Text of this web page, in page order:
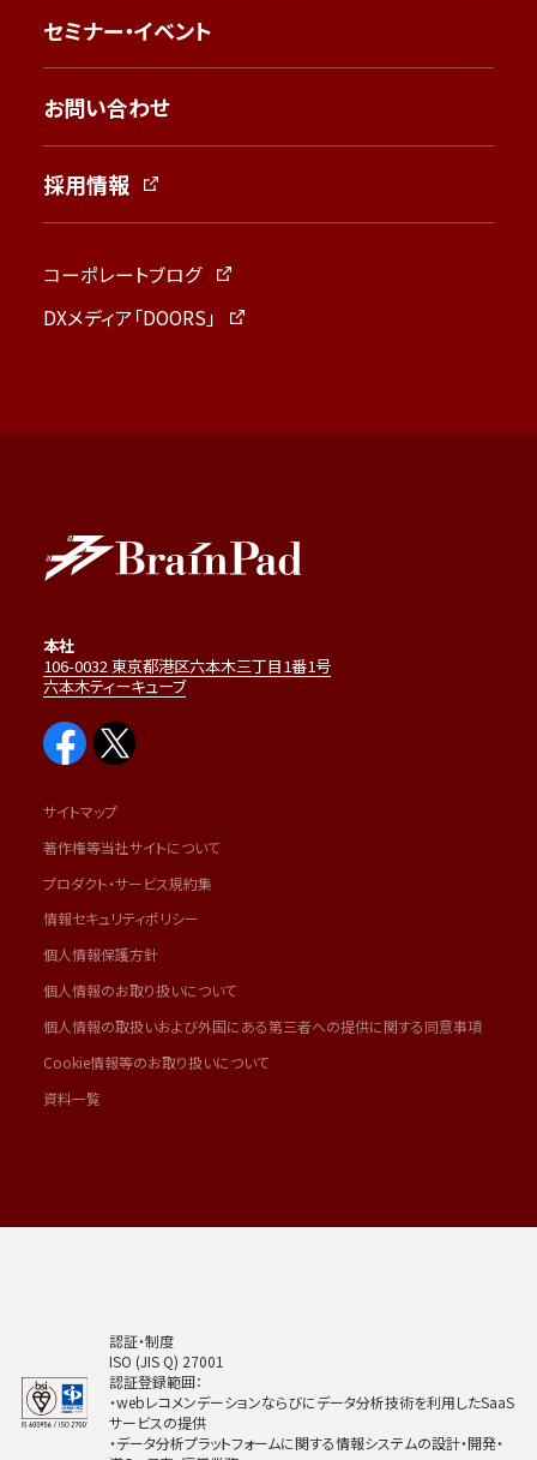
セミナー・イベント
お問い合わせ
採用情報
コーポレートブログ
DXメディア「DOORS」
本社
106-0032 東京都港区六本木三丁目1番1号
六本木ティーキューブ
サイトマップ
著作権等当社サイトについて
プロダクト・サービス規約集
情報セキュリティポリシー
個人情報保護方針
個人情報のお取り扱いについて
個人情報の取扱いおよび外国にある第三者への提供に関する同意事項
Cookie情報等のお取り扱いについて
資料一覧
認証・制度
ISO (JIS Q) 27001
認証登録範囲：
・webレコメンデーションならびにデータ分析技術を利用したSaaS
サービスの提供
・データ分析プラットフォームに関する情報システムの設計・開発・